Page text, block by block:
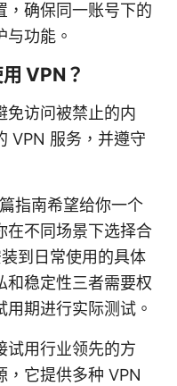
，确保同一账号下的
功能。
VPN？
免访问被禁止的内
VPN 服务，并遵守
指南希望给你一个
在不同场景下选择合
到日常使用的具体
和稳定性三者需要权
期进行实际测试。
试用行业领先的方
，它提供多种 VPN